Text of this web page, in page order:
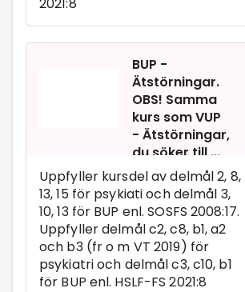
BUP -
Ätstörningar.
OBS! Samma
kurs som VUP
- Ätstörningar,
du söker till ...
Uppfyller kursdel av delmål 2, 8,
13, 15 för psykiati och delmål 3,
10, 13 för BUP enl. SOSFS 2008:17.
Uppfyller delmål c2, c8, b1, a2
och b3 (fr o m VT 2019) för
psykiatri och delmål c3, c10, b1
för BUP enl. HSLF-FS 2021:8